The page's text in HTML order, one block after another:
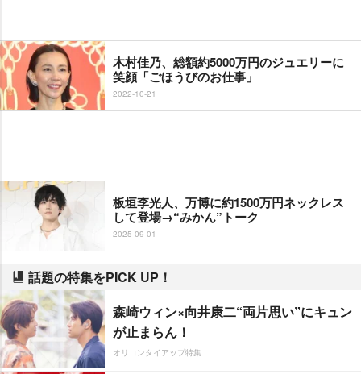
木村佳乃、総額約5000万円のジュエリーに
笑顔「ごほうびのお仕事」
2022-10-21
板垣李光人、万博に約1500万円ネックレス
して登場→“みかん”トーク
2025-09-01
話題の特集をPICK UP！
森崎ウィン×向井康二“両片思い”にキュン
が止まらん！
オリコンタイアップ特集